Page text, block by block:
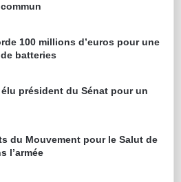
100 millions d’euros pour une
batteries
président du Sénat pour un
du Mouvement pour le Salut de
l’armée